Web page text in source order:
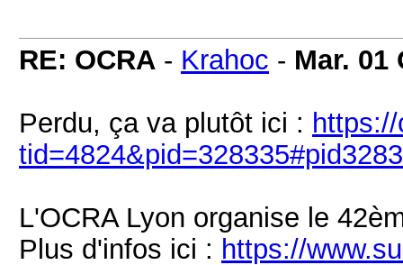
RE: OCRA - Krahoc - Mar. 01
Perdu, ça va plutôt ici :
L'OCRA Lyon organise le
Plus d'infos ici : https://